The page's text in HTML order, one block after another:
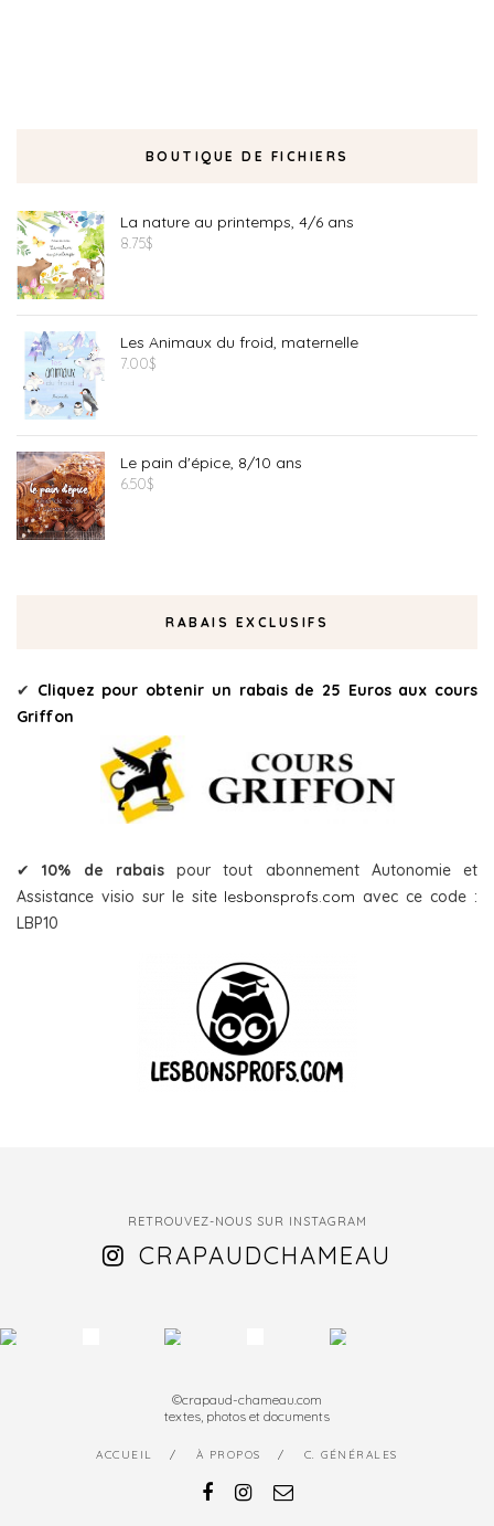
BOUTIQUE DE FICHIERS
La nature au printemps, 4/6 ans
8.75$
Les Animaux du froid, maternelle
7.00$
Le pain d'épice, 8/10 ans
6.50$
RABAIS EXCLUSIFS
✔ Cliquez pour obtenir un rabais de 25 Euros aux cours
Griffon
✔10% de rabaispour tout abonnement Autonomie et
Assistance visio sur le site lesbonsprofs.com avec ce code :
LBP10
RETROUVEZ-NOUS SUR INSTAGRAM
CRAPAUDCHAMEAU
©crapaud-chameau.com
textes, photos et documents
ACCUEIL À PROPOS C. GÉNÉRALES